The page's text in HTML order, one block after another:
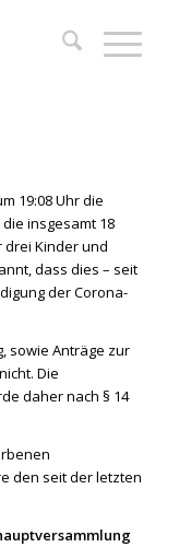
19:08 Uhr die
insgesamt 18
Kinder und
dass dies – seit
der Corona-
sowie Anträge zur
Die
daher nach § 14
den seit der letzten